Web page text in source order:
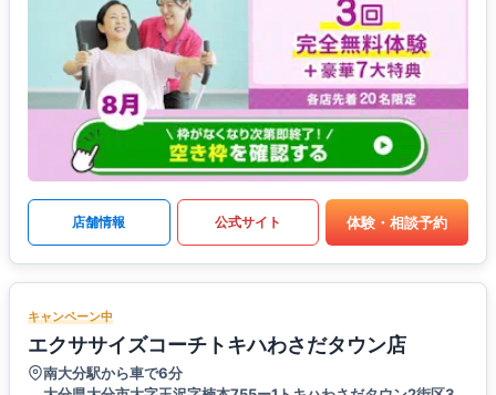
店舗情報 公式サイト 体験・相談予約
キャンペーン中
エクササイズコーチトキハわさだタウン店
南大分駅から車で6分